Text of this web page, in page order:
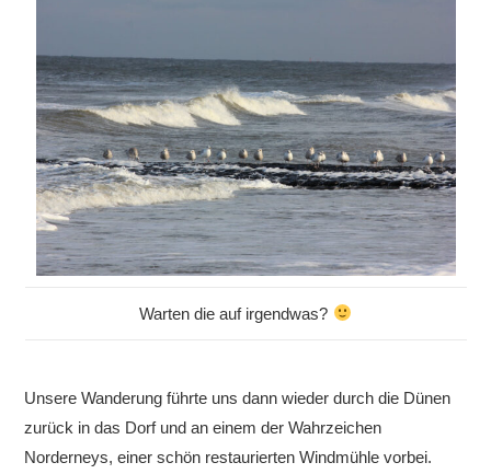
Warten die auf irgendwas?
Unsere Wanderung führte uns dann wieder durch die Dünen
zurück in das Dorf und an einem der Wahrzeichen
Norderneys, einer schön restaurierten Windmühle vorbei.